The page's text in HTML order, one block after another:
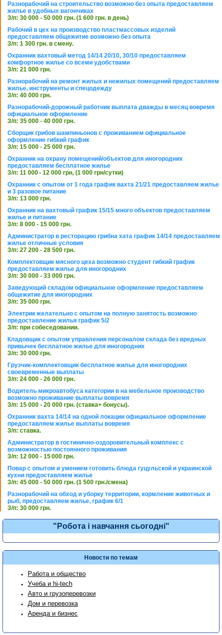
Разнорабочий на строительство возможно без опыта предоставляем
жилье в удобных вагончиках
З/п: 30 000 - 50 000 грн. (1 600 грн. в день)
Рабочий в цех на производство пластмассовых изделий
предоставляем общежитие возможно без опыта
З/п: 1 300 грн. в смену.
Охранник вахтовый метод 14/14 20/10, 30/10 предоставляем
комфортное жилье со всеми удобствами
З/п: 21 000 грн.
Разнорабочий на ремонт жилых и нежилых помещений предоставляем
жилье, инструменты и спецодежду
З/п: 40 000 грн.
Разнорабочий-дорожный работник выплата дважды в месяц вовремя
официальное оформление
З/п: 35 000 - 40 000 грн.
Сборщик грибов шампиньонов с проживанием официальное
оформление гибкий график
З/п: 15 000 - 25 000 грн.
Охранник на охрану помещений/объектов для иногородних
предоставляем бесплатное жилье
З/п: 11 000 - 12 000 грн, (1 000 грн/сутки)
Охранник с опытом от 1 года график вахта 21/21 предоставляем жилье
и 3 разовое питание
З/п: 13 000 грн.
Охранник на вахтовый график 15/15 много объектов предоставляем
жилье и питание
З/п: 8 000 - 15 000 грн.
Администратор в ресторацию грибна хата график 14/14 предоставляем
жилье отличные условия
З/п: 27 200 - 28 500 грн.
Комплектовщик мясного цеха возможно студент гибкий график
предоставляем жилье для иногородних
З/п: 30 000 - 33 000 грн.
Заведующий складом официальное оформление предоставляем
общежитие для иногородних
З/п: 35 000 грн.
Электрик желательно с опытом на полную занятость возможно
предоставление жилья график 5/2
З/п: при собеседовании.
Кладовщик с опытом управления персоналом склада без вредных
привычек бесплатное жилье для иногородних
З/п: 30 000 грн.
Грузчик-комплектовщик бесплатное жилье для иногородних
своевременные выплаты
З/п: 24 000 - 26 000 грн.
Водитель микроавтобуса категории в на мебельное производство
возможно проживание выплаты вовремя
З/п: 15 000 - 20 000 грн. (ставка+ бонусы).
Охранник вахта 14/14 на одной локации официальное оформление
предоставляем жилье выплаты вовремя
З/п: ставка.
Администратор в гостинично-оздоровительный комплекс с
возможностью постоянного проживания
З/п: 12 000 - 15 000 грн.
Повар с опытом и умением готовить блюда гуцульской и украинской
кухни предоставляем жилье
З/п: 45 000 - 50 000 грн. (1 500 грн./смена)
Разнорабочий на обход и уборку территории, кормление животных и
рыб, предоставляем жилье, график 6/1
З/п: 30 000 грн.
"Робота і навчання сьогодні"
Новости по темам
Работа и общество
Учеба и hi-tech
Авто и грузоперевозки
Дом и перевозка
Аренда и бизнес